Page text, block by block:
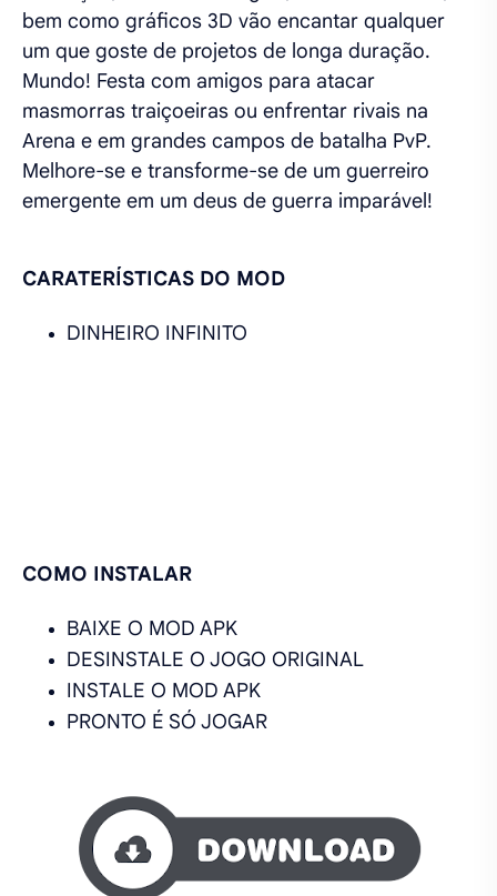
bem como gráficos 3D vão encantar qualquer
um que goste de projetos de longa duração.
Mundo! Festa com amigos para atacar
masmorras traiçoeiras ou enfrentar rivais na
Arena e em grandes campos de batalha PvP.
Melhore-se e transforme-se de um guerreiro
emergente em um deus de guerra imparável!
CARATERÍSTICAS DO MOD
DINHEIRO INFINITO
COMO INSTALAR
BAIXE O MOD APK
DESINSTALE O JOGO ORIGINAL
INSTALE O MOD APK
PRONTO É SÓ JOGAR